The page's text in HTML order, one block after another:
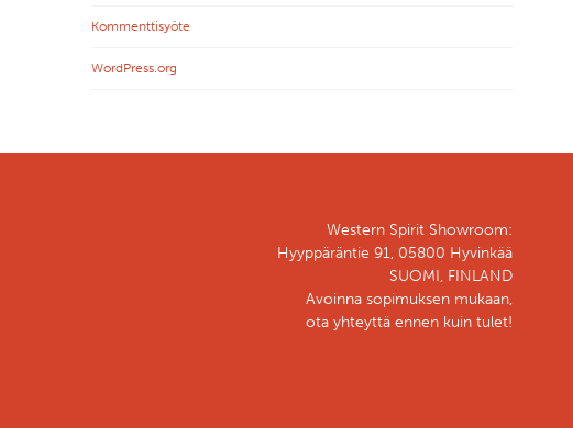
Kommenttisyöte
WordPress.org
Western Spirit Showroom:
Hyyppäräntie 91, 05800 Hyvinkää
SUOMI, FINLAND
Avoinna sopimuksen mukaan,
ota yhteyttä ennen kuin tulet!